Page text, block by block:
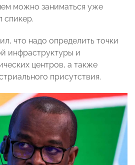
можно заниматься уже
спикер.
что надо определить точки
инфраструктуры и
центров, а также
присутствия.